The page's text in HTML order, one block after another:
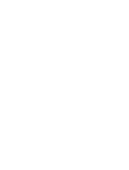
especializado